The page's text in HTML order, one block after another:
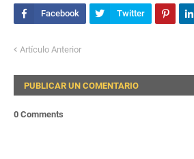
Artículo Anterior
PUBLICAR UN COMENTARIO
0 Comments